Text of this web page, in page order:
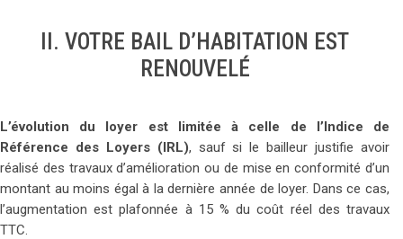
II. VOTRE BAIL D’HABITATION EST
RENOUVELÉ
L’évolution du loyer est limitée à celle de l’Indice de
Référence des Loyers (IRL), sauf si le bailleur justifie avoir
réalisé des travaux d’amélioration ou de mise en conformité d’un
montant au moins égal à la dernière année de loyer. Dans ce cas,
l’augmentation est plafonnée à 15 % du coût réel des travaux
TTC.